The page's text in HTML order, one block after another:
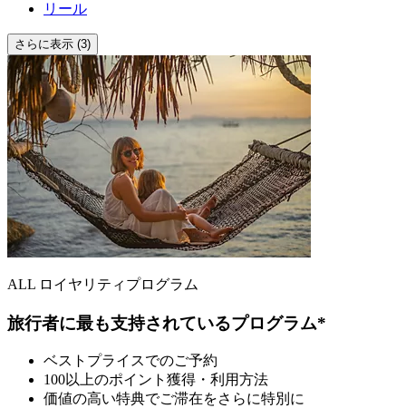
リール
さらに表示 (3)
ALL ロイヤリティプログラム
旅行者に最も支持されているプログラム*
ベストプライスでのご予約
100以上のポイント獲得・利用方法
価値の高い特典でご滞在をさらに特別に